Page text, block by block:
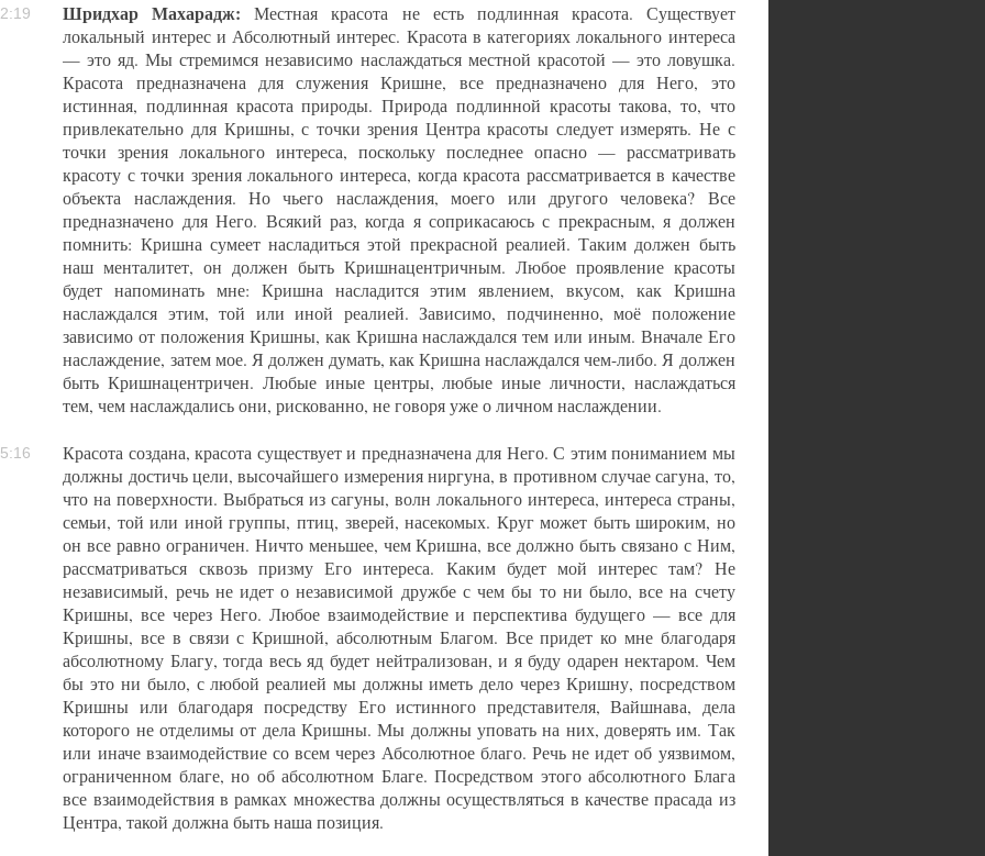
Шридхар Махарадж: Местная красота не есть подлинная красота. Существует
локальный интерес и Абсолютный интерес. Красота в категориях локального интереса
— это яд. Мы стремимся независимо наслаждаться местной красотой — это ловушка.
Красота предназначена для служения Кришне, все предназначено для Него, это
истинная, подлинная красота природы. Природа подлинной красоты такова, то, что
привлекательно для Кришны, с точки зрения Центра красоты следует измерять. Не с
точки зрения локального интереса, поскольку последнее опасно — рассматривать
красоту с точки зрения локального интереса, когда красота рассматривается в качестве
объекта наслаждения. Но чьего наслаждения, моего или другого человека? Все
предназначено для Него. Всякий раз, когда я соприкасаюсь с прекрасным, я должен
помнить: Кришна сумеет насладиться этой прекрасной реалией. Таким должен быть
наш менталитет, он должен быть Кришнацентричным. Любое проявление красоты
будет напоминать мне: Кришна насладится этим явлением, вкусом, как Кришна
наслаждался этим, той или иной реалией. Зависимо, подчиненно, моё положение
зависимо от положения Кришны, как Кришна наслаждался тем или иным. Вначале Его
наслаждение, затем мое. Я должен думать, как Кришна наслаждался чем-либо. Я должен
быть Кришнацентричен. Любые иные центры, любые иные личности, наслаждаться
тем, чем наслаждались они, рискованно, не говоря уже о личном наслаждении.
Красота создана, красота существует и предназначена для Него. С этим пониманием мы
должны достичь цели, высочайшего измерения ниргуна, в противном случае сагуна, то,
что на поверхности. Выбраться из сагуны, волн локального интереса, интереса страны,
семьи, той или иной группы, птиц, зверей, насекомых. Круг может быть широким, но
он все равно ограничен. Ничто меньшее, чем Кришна, все должно быть связано с Ним,
рассматриваться сквозь призму Его интереса. Каким будет мой интерес там? Не
независимый, речь не идет о независимой дружбе с чем бы то ни было, все на счету
Кришны, все через Него. Любое взаимодействие и перспектива будущего — все для
Кришны, все в связи с Кришной, абсолютным Благом. Все придет ко мне благодаря
абсолютному Благу, тогда весь яд будет нейтрализован, и я буду одарен нектаром. Чем
бы это ни было, с любой реалией мы должны иметь дело через Кришну, посредством
Кришны или благодаря посредству Его истинного представителя, Вайшнава, дела
которого не отделимы от дела Кришны. Мы должны уповать на них, доверять им. Так
или иначе взаимодействие со всем через Абсолютное благо. Речь не идет об уязвимом,
ограниченном благе, но об абсолютном Благе. Посредством этого абсолютного Блага
все взаимодействия в рамках множества должны осуществляться в качестве прасада из
Центра, такой должна быть наша позиция.